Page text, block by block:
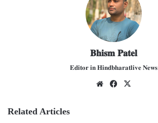
𝐁𝐡𝐢𝐬𝐦 𝐏𝐚𝐭𝐞𝐥
𝐄𝐝𝐢𝐭𝐨𝐫 𝐢𝐧 𝐇𝐢𝐧𝐝𝐛𝐡𝐚𝐫𝐚𝐭𝐥𝐢𝐯𝐞 𝐍𝐞𝐰𝐬
We
Fac
Related Articles